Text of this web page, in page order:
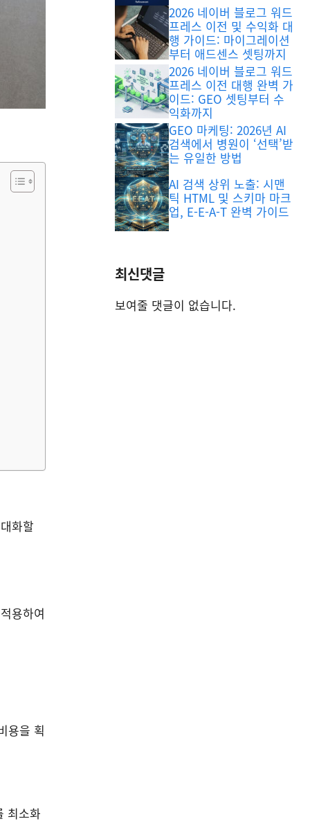
화할
용하여
용을 획
최소화
2026 네이버 블로그 워드
프레스 이전 및 수익화 대
행 가이드: 마이그레이션
부터 애드센스 셋팅까지
2026 네이버 블로그 워드
프레스 이전 대행 완벽 가
이드: GEO 셋팅부터 수
익화까지
GEO 마케팅: 2026년 AI
검색에서 병원이 ‘선택’받
는 유일한 방법
AI 검색 상위 노출: 시맨
틱 HTML 및 스키마 마크
업, E-E-A-T 완벽 가이드
최신댓글
보여줄 댓글이 없습니다.